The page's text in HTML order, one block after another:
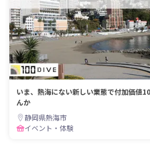
いま、熱海にない新しい業態で付加価値
んか
静岡県熱海市
イベント・体験